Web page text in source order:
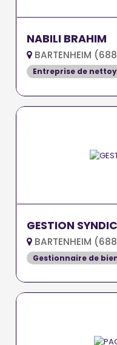
NABILI BRAHIM
BARTENHEIM
Entreprise de
GESTION
BARTENHEIM
Gestionnaire de